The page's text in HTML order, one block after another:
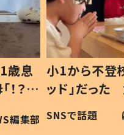
歳息
？」
編集部
小1から不登
ッド」だっ
作り続ける
#令和の子
SNSで話題